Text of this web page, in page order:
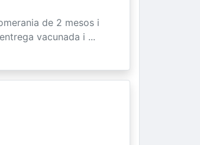
de 2 mesos i
vacunada i ...